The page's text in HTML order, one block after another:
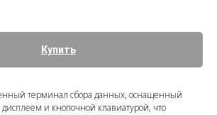
Купить
терминал сбора данных, оснащенный
и кнопочной клавиатурой, что